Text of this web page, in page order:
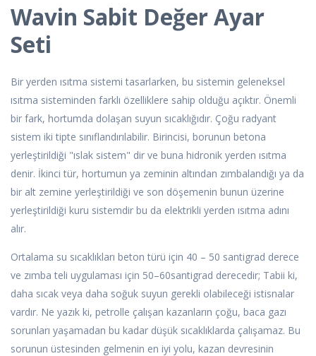
Wavin Sabit Değer Ayar
Seti
Bir yerden ısıtma sistemi tasarlarken, bu sistemin geleneksel
ısıtma sisteminden farklı özelliklere sahip olduğu açıktır. Önemli
bir fark, hortumda dolaşan suyun sıcaklığıdır. Çoğu radyant
sistem iki tipte sınıflandırılabilir. Birincisi, borunun betona
yerleştirildiği "ıslak sistem" dir ve buna hidronik yerden ısıtma
denir. İkinci tür, hortumun ya zeminin altından zımbalandığı ya da
bir alt zemine yerleştirildiği ve son döşemenin bunun üzerine
yerleştirildiği kuru sistemdir bu da elektrikli yerden ısıtma adını
alır.
Ortalama su sıcaklıkları beton türü için 40 – 50 santigrad derece
ve zımba teli uygulaması için 50–60santigrad derecedir; Tabii ki,
daha sıcak veya daha soğuk suyun gerekli olabileceği istisnalar
vardır. Ne yazık ki, petrolle çalışan kazanların çoğu, baca gazı
sorunları yaşamadan bu kadar düşük sıcaklıklarda çalışamaz. Bu
sorunun üstesinden gelmenin en iyi yolu, kazan devresinin